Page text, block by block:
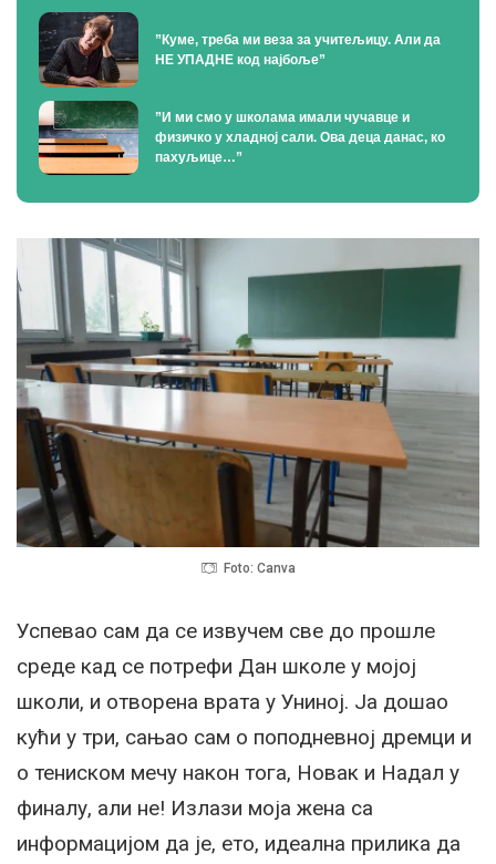
”Куме, треба ми веза за учитељицу. Али да
НЕ УПАДНЕ код најбоље”
”И ми смо у школама имали чучавце и
физичко у хладној сали. Ова деца данас, ко
пахуљице…”
Foto: Canva
Успевао сам да се извучем све до прошле
среде кад се потрефи Дан школе у мојој
школи, и отворена врата у Униној. Ја дошао
кући у три, сањао сам о поподневној дремци и
о тениском мечу након тога, Новак и Надал у
финалу, али не! Излази моја жена са
информацијом да је, ето, идеална прилика да